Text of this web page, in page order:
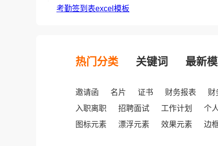
考勤签到表excel模板
热门分类 关键词 最新
邀请函 名片 证书 财务报表
财
入职离职
招聘面试 工作计划
个
图标元素
漂浮元素 效果元素 边